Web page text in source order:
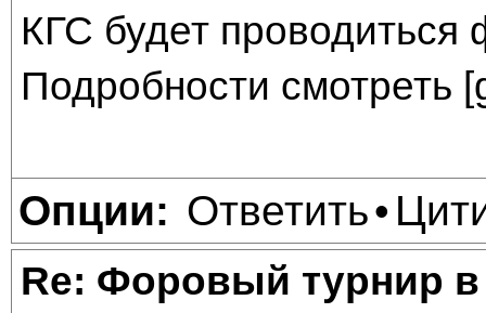
КГС будет
Подробности смотреть [
Опции: Ответить•
Re: Форовый турнир в